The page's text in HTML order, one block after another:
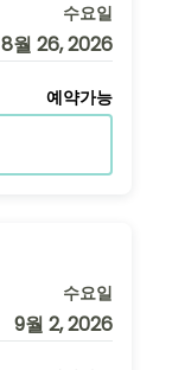
수요일
8월 26, 2026
예약가능
수요일
9월 2, 2026